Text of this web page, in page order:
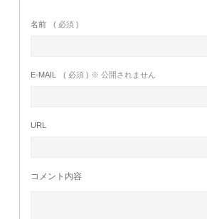
名前 ( 必須 )
E-MAIL ( 必須 ) ※ 公開されません
URL
コメント内容